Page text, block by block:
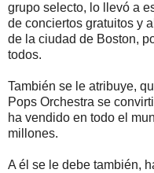
grupo selecto, lo llevó a
de conciertos gratuitos y
de la ciudad de Boston,
todos.
También se le atribuye,
Pops Orchestra se
ha vendido en todo el
millones.
A él se le debe también,